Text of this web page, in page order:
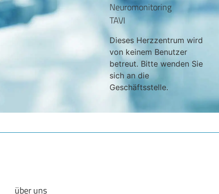
Neuromonitoring
TAVI
Dieses Herzzentrum wird
von keinem Benutzer
betreut. Bitte wenden Sie
sich an die
Geschäftsstelle.
über uns